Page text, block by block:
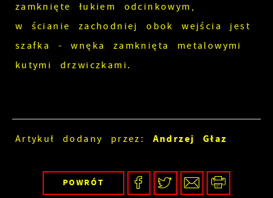
zamknięte łukiem odcinkowym,
w ścianie zachodniej obok wejścia jest
szafka - wnęka zamknięta metalowymi
kutymi drzwiczkami.
Artykuł dodany przez: Andrzej Głaz
POWRÓT